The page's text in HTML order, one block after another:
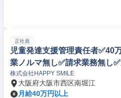
正社員
児童発達支援管理責任者✅40
業ノルマ無し✅請求業務無し
18時15分✅長期休暇(GW7日夏
援・放課後等デイサｰビス
株式会社HAPPY SMILE
大阪府大阪市西区南堀江
月給40万円以上